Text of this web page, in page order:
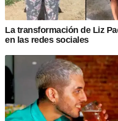
La transformación de Liz
en las redes sociales